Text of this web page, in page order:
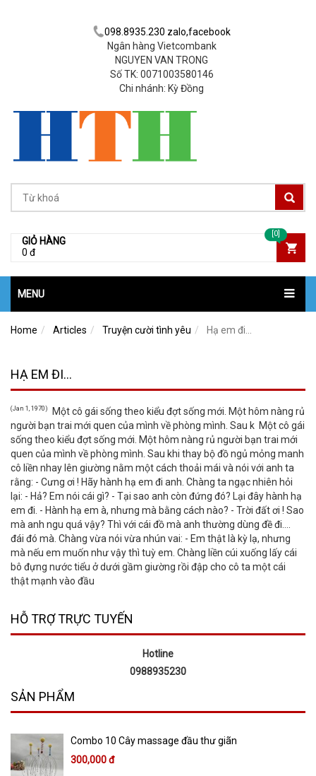
098.8935.230 zalo,facebook
Ngân hàng Vietcombank
NGUYEN VAN TRONG
Số TK: 0071003580146
Chi nhánh: Kỳ Đồng
GIỎ HÀNG
0 đ
[0]
MENU
Home Articles Truyện cười tình yêu Hạ em đi…
HẠ EM ĐI…
(Jan 1, 1970)
Một cô gái sống theo kiểu đợt sống mới. Một hôm nàng rủ
người bạn trai mới quen của mình về phòng mình. Sau k Một cô gái
sống theo kiểu đợt sống mới. Một hôm nàng rủ người bạn trai mới
quen của mình về phòng mình. Sau khi thay bộ đồ ngủ mỏng manh
cô liền nhay lên giường nằm một cách thoải mái và nói với anh ta
rằng: - Cưng ơi ! Hãy hành hạ em đi anh. Chàng ta ngạc nhiên hỏi
lại: - Hả? Em nói cái gì? - Tại sao anh còn đứng đó? Lại đây hành hạ
em đi. - Hành hạ em à, nhưng mà bằng cách nào? - Trời đất ơi ! Sao
mà anh ngu quá vậy? Thì với cái đồ mà anh thường dùng đề đi….
đái đó mà. Chàng vừa nói vừa nhún vai: - Em thật là kỳ lạ, nhưng
mà nếu em muốn như vậy thì tuỳ em. Chàng liền cúi xuống lấy cái
bô đựng nước tiểu ở dưới gầm giường rồi đập cho cô ta một cái
thật mạnh vào đầu
HỖ TRỢ TRỰC TUYẾN
Hotline
0988935230
SẢN PHẨM
Combo 10 Cây massage đầu thư giãn
300,000 đ